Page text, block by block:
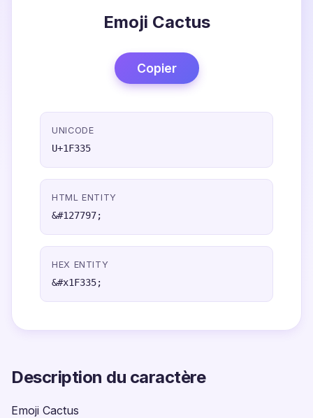
Emoji Cactus
Copier
UNICODE
U+1F335
HTML ENTITY
&#127797;
HEX ENTITY
&#x1F335;
Description du caractère
Emoji Cactus